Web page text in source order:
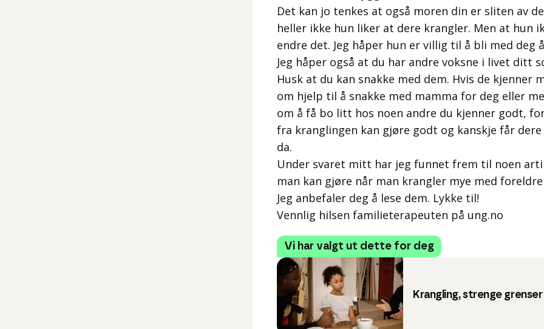
Det kan jo tenkes at også moren din er sliten av
heller ikke hun liker at dere krangler. Men at hun
endre det. Jeg håper hun er villig til å bli med deg
Jeg håper også at du har andre voksne i livet ditt
Husk at du kan snakke med dem. Hvis de kjenner
om hjelp til å snakke med mamma for deg eller
om å få bo litt hos noen andre du kjenner godt,
fra kranglingen kan gjøre godt og kanskje får
da.
Under svaret mitt har jeg funnet frem til noen
man kan gjøre når man krangler mye med
Jeg anbefaler deg å lese dem. Lykke til!
Vennlig hilsen familieterapeuten på ung.no
Vi har valgt ut dette for deg
Krangling, strenge